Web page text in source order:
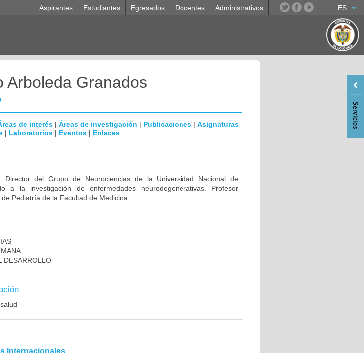
ES
Aspirantes Estudiantes Egresados Docentes Administrativos
Arboleda Granados
de interés | Áreas de investigación | Publicaciones | Asignaturas
| Laboratorios | Eventos | Enlaces
Director del Grupo de Neurociencias de la Universidad Nacional de
a la investigación de enfermedades neurodegenerativas. Profesor
Pediatría de la Facultad de Medicina.
DESARROLLO
Internacionales